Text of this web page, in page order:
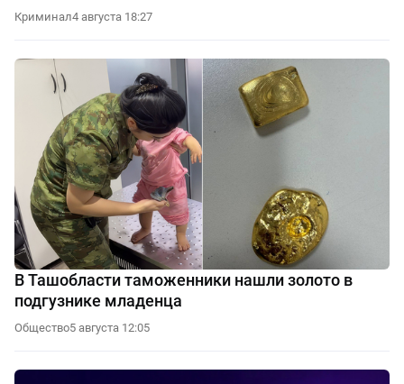
Криминал4 августа 18:27
В Ташобласти таможенники нашли золото в
подгузнике младенца
Общество5 августа 12:05